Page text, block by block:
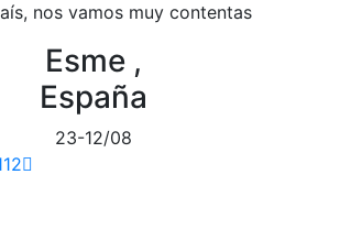
nos vamos muy contentas
Esme ,
España
23-12/08
12